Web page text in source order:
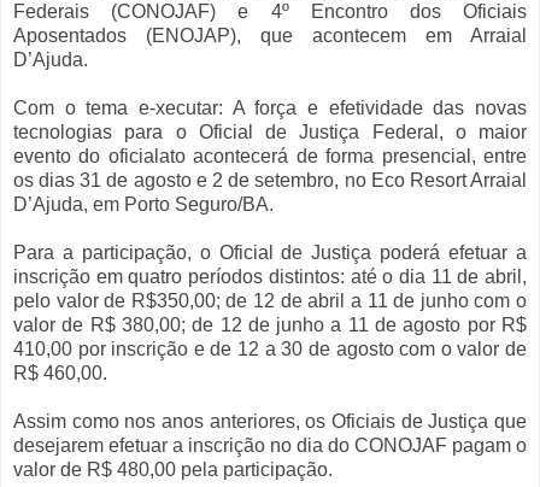
Federais (CONOJAF) e 4º Encontro dos Oficiais
Aposentados (ENOJAP), que acontecem em Arraial
D’Ajuda.
Com o tema e-xecutar: A força e efetividade das novas
tecnologias para o Oficial de Justiça Federal, o maior
evento do oficialato acontecerá de forma presencial, entre
os dias 31 de agosto e 2 de setembro, no Eco Resort Arraial
D’Ajuda, em Porto Seguro/BA.
Para a participação, o Oficial de Justiça poderá efetuar a
inscrição em quatro períodos distintos: até o dia 11 de abril,
pelo valor de R$350,00; de 12 de abril a 11 de junho com o
valor de R$ 380,00; de 12 de junho a 11 de agosto por R$
410,00 por inscrição e de 12 a 30 de agosto com o valor de
R$ 460,00.
Assim como nos anos anteriores, os Oficiais de Justiça que
desejarem efetuar a inscrição no dia do CONOJAF pagam o
valor de R$ 480,00 pela participação.